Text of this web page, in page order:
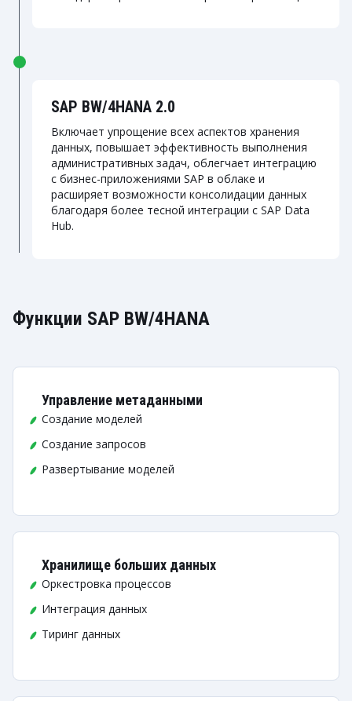
SAP BW/4HANA 2.0
Включает упрощение всех аспектов хранения
данных, повышает эффективность выполнения
административных задач, облегчает интеграцию
с бизнес-приложениями SAP в облаке и
расширяет возможности консолидации данных
благодаря более тесной интеграции с SAP Data
Hub.
Функции SAP BW/4HANA
Управление метаданными
Создание моделей
Создание запросов
Развертывание моделей
Хранилище больших данных
Оркестровка процессов
Интеграция данных
Тиринг данных